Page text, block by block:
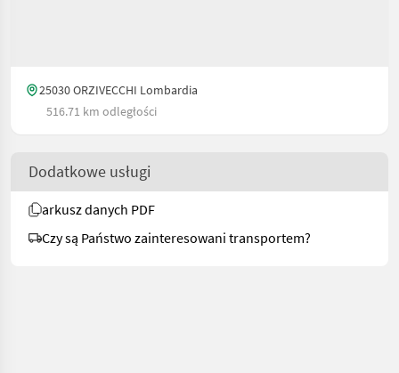
25030 ORZIVECCHI Lombardia
516.71 km odległości
Dodatkowe usługi
arkusz danych PDF
Czy są Państwo zainteresowani transportem?